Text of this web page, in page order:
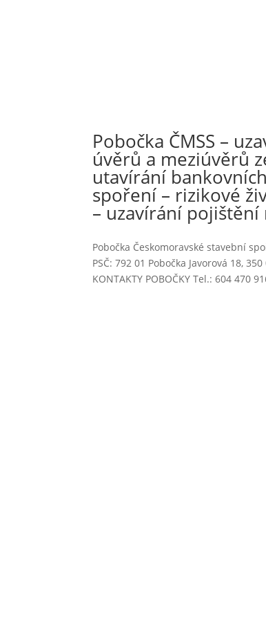
Pobočka ČMSS –
úvěrů a meziúvěrů
utavírání
spoření – rizikové
– uzavírání
Pobočka Českomoravské stavební
PSČ: 792 01 Pobočka Javorová 18,
KONTAKTY POBOČKY Tel.: 604 470